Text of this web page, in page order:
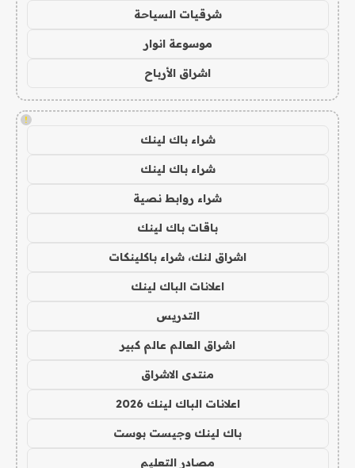
شرقيات السياحة
موسوعة انوار
اشراق الأرباح
!
شراء باك لينك
شراء باك لينك
شراء روابط نصية
باقات باك لينك
اشراق لنك، شراء باكلينكات
اعلانات الباك لينك
التدريس
اشراق العالم عالم كبير
منتدى الاشراق
اعلانات الباك لينك 2026
باك لينك وجيست بوست
مصادر التعليم